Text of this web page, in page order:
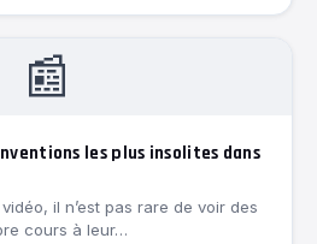
📰
les plus insolites dans
il n’est pas rare de voir des
cours à leur…